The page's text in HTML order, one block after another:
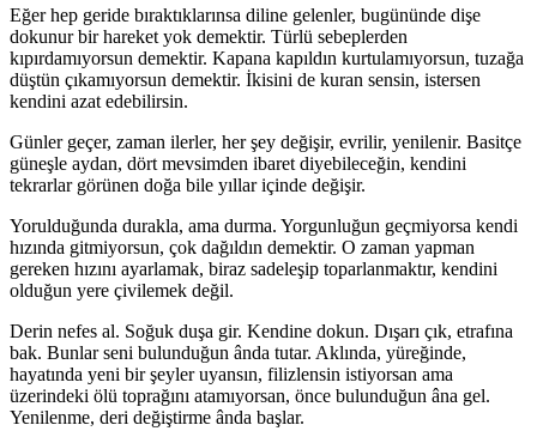
Eğer hep geride bıraktıklarınsa diline gelenler, bugününde dişe
dokunur bir hareket yok demektir. Türlü sebeplerden
kıpırdamıyorsun demektir. Kapana kapıldın kurtulamıyorsun, tuzağa
düştün çıkamıyorsun demektir. İkisini de kuran sensin, istersen
kendini azat edebilirsin.
Günler geçer, zaman ilerler, her şey değişir, evrilir, yenilenir. Basitçe
güneşle aydan, dört mevsimden ibaret diyebileceğin, kendini
tekrarlar görünen doğa bile yıllar içinde değişir.
Yorulduğunda durakla, ama durma. Yorgunluğun geçmiyorsa kendi
hızında gitmiyorsun, çok dağıldın demektir. O zaman yapman
gereken hızını ayarlamak, biraz sadeleşip toparlanmaktır, kendini
olduğun yere çivilemek değil.
Derin nefes al. Soğuk duşa gir. Kendine dokun. Dışarı çık, etrafına
bak. Bunlar seni bulunduğun ânda tutar. Aklında, yüreğinde,
hayatında yeni bir şeyler uyansın, filizlensin istiyorsan ama
üzerindeki ölü toprağını atamıyorsan, önce bulunduğun âna gel.
Yenilenme, deri değiştirme ânda başlar.